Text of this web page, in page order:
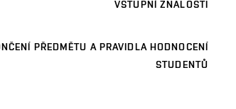
VSTUPNÍ ZNALOSTI
PŘEDMĚTU A PRAVIDLA HODNOCENÍ
STUDENTŮ